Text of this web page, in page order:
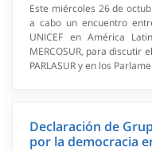
Este miércoles 26 de
a cabo un encuentro
UNICEF en América
MERCOSUR, para discutir
PARLASUR y en los
Declaración de
por la democracia